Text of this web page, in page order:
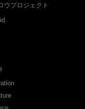
ウプロジェクト